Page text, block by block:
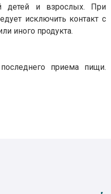
детей и взрослых. При
исключить контакт с
иного продукта.
приема пищи.